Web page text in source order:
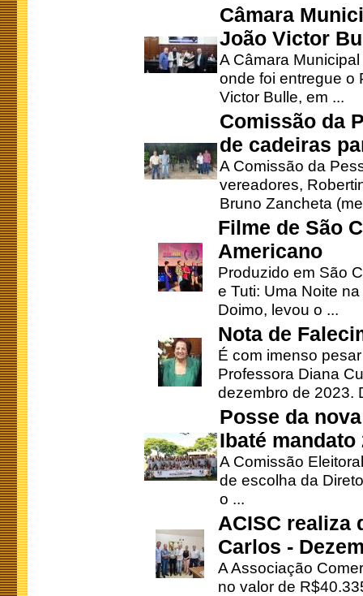
Câmara
João Victor
A Câmara
onde foi entregue o
Victor Bulle, em ...
Comissão da
de cadeiras
A Comissão da
vereadores,
Bruno Zancheta
Filme de São
Americano
Produzido em São
e Tuti: Uma Noite
Doimo, levou o ...
Nota de
É com imenso
Professora Diana
dezembro de 2023.
Posse da
Ibaté mandato
A Comissão
de escolha da
o ...
ACISC realiza
Carlos -
A Associação
no valor de